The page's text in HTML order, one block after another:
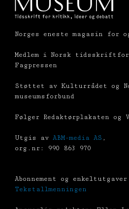
Norges eneste magasin for og
Medlem i Norsk
Fagpressen
Støttet av Kulturrådet og
museumsforbund
Følger Redaktørplakaten og
Utgis av ABM-media AS ,
org.nr: 990 863 970
Abonnement og
Tekstallmenningen